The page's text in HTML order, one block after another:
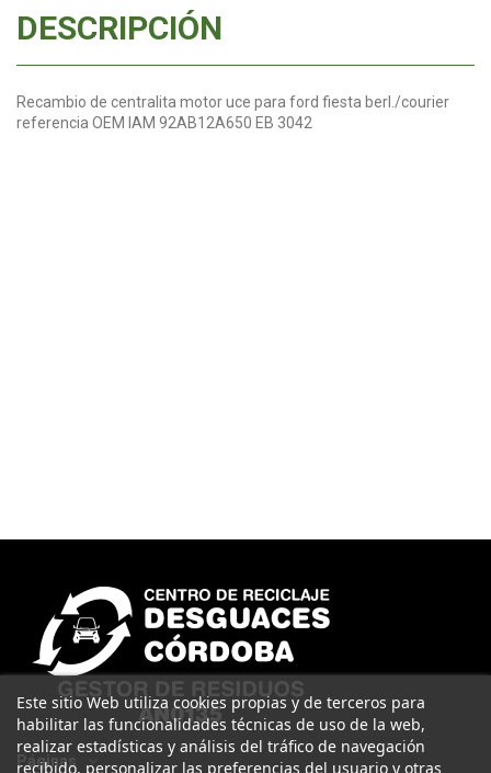
DESCRIPCIÓN
Recambio de centralita motor uce para ford fiesta berl./courier
referencia OEM IAM 92AB12A650 EB 3042
Páginas
Este sitio Web utiliza cookies propias y de terceros para
habilitar las funcionalidades técnicas de uso de la web,
realizar estadísticas y análisis del tráfico de navegación
recibido, personalizar las preferencias del usuario y otras